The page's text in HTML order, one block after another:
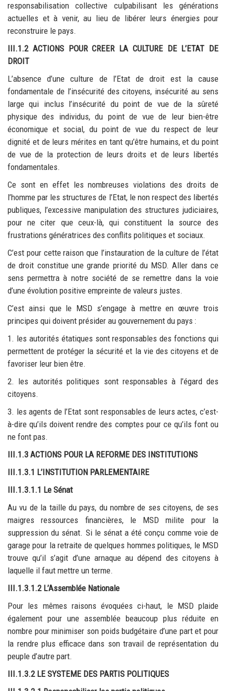
responsabilisation collective culpabilisant les générations
actuelles et à venir, au lieu de libérer leurs énergies pour
reconstruire le pays.
III.1.2 ACTIONS POUR CREER LA CULTURE DE L’ETAT DE
DROIT
L’absence d’une culture de l’Etat de droit est la cause
fondamentale de l’insécurité des citoyens, insécurité au sens
large qui inclus l’insécurité du point de vue de la sûreté
physique des individus, du point de vue de leur bien-être
économique et social, du point de vue du respect de leur
dignité et de leurs mérites en tant qu’être humains, et du point
de vue de la protection de leurs droits et de leurs libertés
fondamentales.
Ce sont en effet les nombreuses violations des droits de
l’homme par les structures de l’Etat, le non respect des libertés
publiques, l’excessive manipulation des structures judiciaires,
pour ne citer que ceux-là, qui constituent la source des
frustrations génératrices des conflits politiques et sociaux.
C’est pour cette raison que l’instauration de la culture de l’état
de droit constitue une grande priorité du MSD. Aller dans ce
sens permettra à notre société de se remettre dans la voie
d’une évolution positive empreinte de valeurs justes.
C’est ainsi que le MSD s’engage à mettre en œuvre trois
principes qui doivent présider au gouvernement du pays :
1. les autorités étatiques sont responsables des fonctions qui
permettent de protéger la sécurité et la vie des citoyens et de
favoriser leur bien être.
2. les autorités politiques sont responsables à l’égard des
citoyens.
3. les agents de l’Etat sont responsables de leurs actes, c’est-
à-dire qu’ils doivent rendre des comptes pour ce qu’ils font ou
ne font pas.
III.1.3 ACTIONS POUR LA REFORME DES INSTITUTIONS
III.1.3.1 L’INSTITUTION PARLEMENTAIRE
III.1.3.1.1 Le Sénat
Au vu de la taille du pays, du nombre de ses citoyens, de ses
maigres ressources financières, le MSD milite pour la
suppression du sénat. Si le sénat a été conçu comme voie de
garage pour la retraite de quelques hommes politiques, le MSD
trouve qu’il s’agit d’une arnaque au dépend des citoyens à
laquelle il faut mettre un terme.
III.1.3.1.2 L’Assemblée Nationale
Pour les mêmes raisons évoquées ci-haut, le MSD plaide
également pour une assemblée beaucoup plus réduite en
nombre pour minimiser son poids budgétaire d’une part et pour
la rendre plus efficace dans son travail de représentation du
peuple d’autre part.
III.1.3.2 LE SYSTEME DES PARTIS POLITIQUES